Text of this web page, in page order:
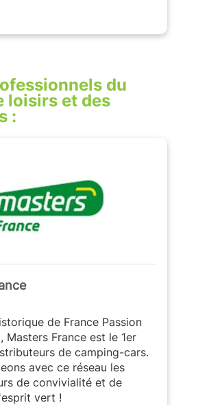
du
loisirs et des
:
de France Passion
Masters France est le 1er
de camping-cars.
avec ce réseau les
de convivialité et de
vert !